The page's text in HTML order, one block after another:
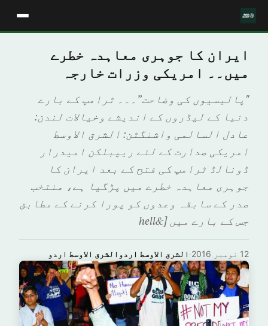
ایران کا جوہری معاہدہ خطرے
میں۔۔ امریکی وزرات خارجہ
"پالیسیوں کی وضاحت”۔۔۔ ٹرامپ کے بارے
دنیا کے لیڈروں کے اندیشے وخیالات لندن:
عادل السالمی واشنگٹن: الشرق الاوسط
امریکی صدارت کے لئے ریپبلکن امیدرار
ڈونالڈ ٹرامپ کی فتح کے بعد ایران کا
جوہری معاہدہ خطرے میں پڑگیا ہے، منتخب
صدر کے سابقہ وعدوں کو پورا کرنے کے مطابق
جس کے بارے میں [&hell
الشرق الاوسط اردوالشرق الاوسط اردو · 12 نومبر 2016